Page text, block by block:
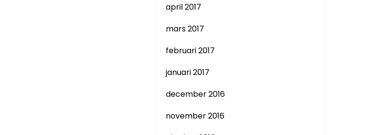
april 2017
mars 2017
februari 2017
januari 2017
december 2016
november 2016